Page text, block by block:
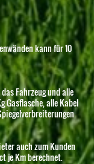
kann für 10
Fahrzeug und alle
Gasflasche, alle Kabel
auch zum Kunden
je Km berechnet.